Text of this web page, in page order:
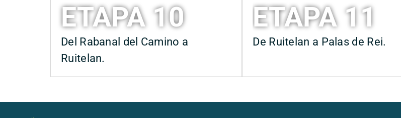
ETAPA 10
Del Rabanal del Camino a
Ruitelan.
ETAPA 11
De Ruitelan a Palas de Rei.